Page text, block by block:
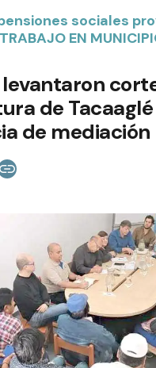
sociales
EN
de
de mediación